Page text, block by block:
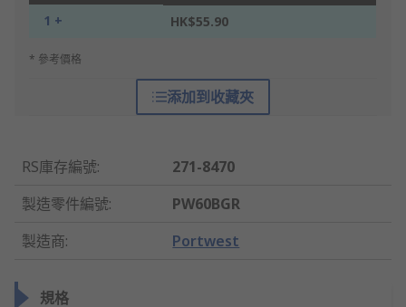
1 + HK$55.90
* 參考價格
添加到收藏夾
RS庫存編號:
271-8470
製造零件編號:
PW60BGR
製造商: Portwest
規格